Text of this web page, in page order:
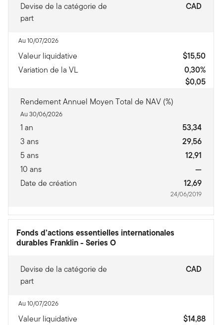
Devise de la catégorie de
part
CAD
Au 10/07/2026
Valeur liquidative
$15,50
Variation de la VL
0,30%
$0,05
Rendement Annuel Moyen Total de NAV (%)
Au 30/06/2026
1 an
53,34
3 ans
29,56
5 ans
12,91
10 ans
—
Date de création
12,69
24/06/2019
Fonds d’actions essentielles internationales
durables Franklin- Series O
Devise de la catégorie de
part
CAD
Au 10/07/2026
Valeur liquidative
$14,88